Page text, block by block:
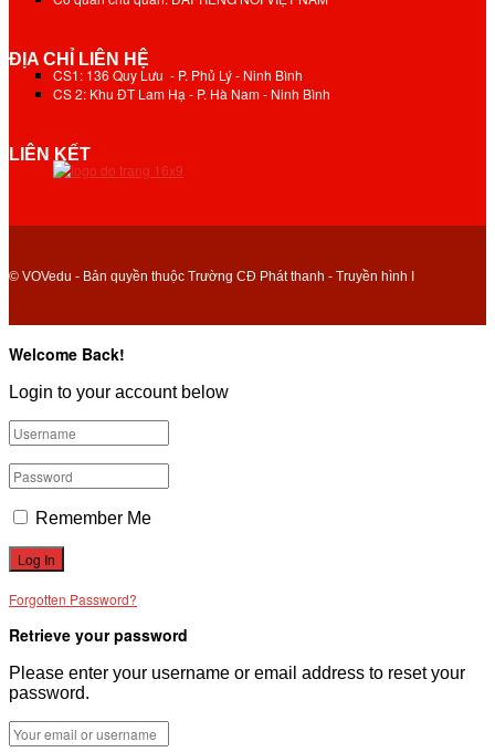
ĐỊA CHỈ LIÊN HỆ
CS1: 136 Quy Lưu - P. Phủ Lý - Ninh Bình
CS 2: Khu ĐT Lam Hạ - P. Hà Nam - Ninh Bình
LIÊN KẾT
© VOVedu - Bản quyền thuộc Trường CĐ Phát thanh - Truyền hình I
Welcome Back!
Login to your account below
Remember Me
Forgotten Password?
Retrieve your password
Please enter your username or email address to reset your
password.